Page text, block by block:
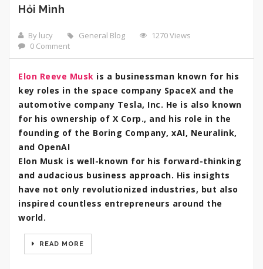
Hỏi Mình
By lucy General Blog
1270 Views
0 Comment
Elon Reeve Musk is a businessman known for his
key roles in the space company SpaceX and the
automotive company Tesla, Inc. He is also known
for his ownership of X Corp., and his role in the
founding of the Boring Company, xAI, Neuralink,
and OpenAI
Elon Musk is well-known for his forward-thinking
and audacious business approach. His insights
have not only revolutionized industries, but also
inspired countless entrepreneurs around the
world.
READ MORE